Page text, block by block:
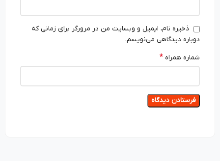
ذخیره نام، ایمیل و وبسایت من در مرورگر برای زمانی که
دوباره دیدگاهی می‌نویسم.
شماره همراه*